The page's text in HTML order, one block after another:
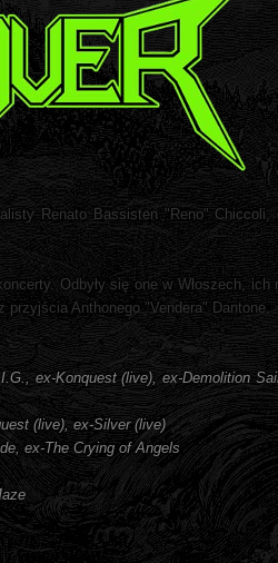
Renato Bassisten "Reno"
Odbyły się one w Włoszech, ich
Anthonego "Vendera" Dantone.
ex-Konquest (live), ex-Demolition
(live), ex-Silver (live)
ex-The Crying of Angels